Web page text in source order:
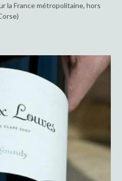
la France métropolitaine, hors